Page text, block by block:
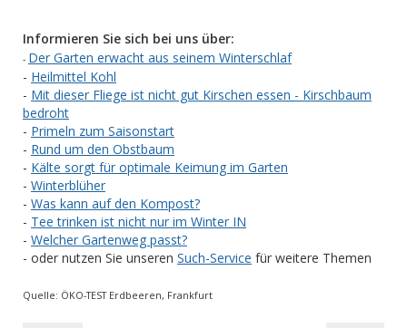
Informieren Sie sich bei uns über:
- Der Garten erwacht aus seinem Winterschlaf
- Heilmittel Kohl
- Mit dieser Fliege ist nicht gut Kirschen essen - Kirschbaum
bedroht
- Primeln zum Saisonstart
- Rund um den Obstbaum
- Kälte sorgt für optimale Keimung im Garten
- Winterblüher
- Was kann auf den Kompost?
- Tee trinken ist nicht nur im Winter IN
- Welcher Gartenweg passt?
- oder nutzen Sie unseren Such-Service für weitere Themen
Quelle: ÖKO-TEST Erdbeeren, Frankfurt